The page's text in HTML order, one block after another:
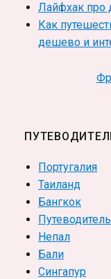
Лайфхак про
Как
дешево и
Португалия
Таиланд
Бангкок
Непал
Бали
Сингапур